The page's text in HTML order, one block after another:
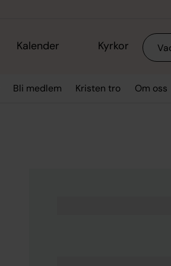
Kalender Kyrkor Sök
Bli medlem Kristen tro Om oss